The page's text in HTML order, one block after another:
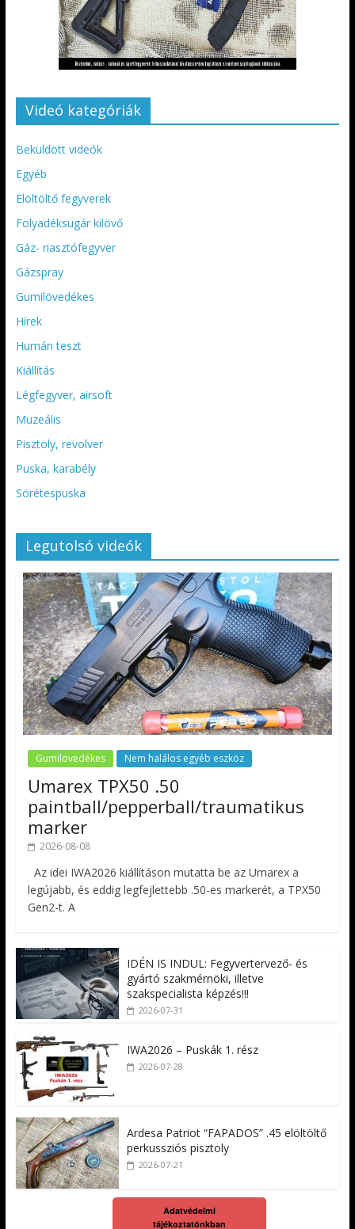
Videó kategóriák
Beküldött videók
Egyéb
Elöltöltő fegyverek
Folyadéksugár kilövő
Gáz- riasztófegyver
Gázspray
Gumilövedékes
Hírek
Humán teszt
Kiállítás
Légfegyver, airsoft
Muzeális
Pisztoly, revolver
Puska, karabély
Sörétespuska
Legutolsó videók
Gumilövedékes Nem halálos egyéb eszköz
Umarex TPX50 .50
paintball/pepperball/traumatikus
marker
2026-08-08
Az idei IWA2026 kiállításon mutatta be az Umarex a
legújabb, és eddig legfejlettebb .50-es markerét, a TPX50
Gen2-t. A
IDÉN IS INDUL: Fegyvertervező- és
gyártó szakmérnöki, illetve
szakspecialista képzés!!!
2026-07-31
IWA2026 – Puskák 1. rész
2026-07-28
Ardesa Patriot “FAPADOS” .45 elöltöltő
perkussziós pisztoly
2026-07-21
Adatvédelmi
tájékoztatónkban